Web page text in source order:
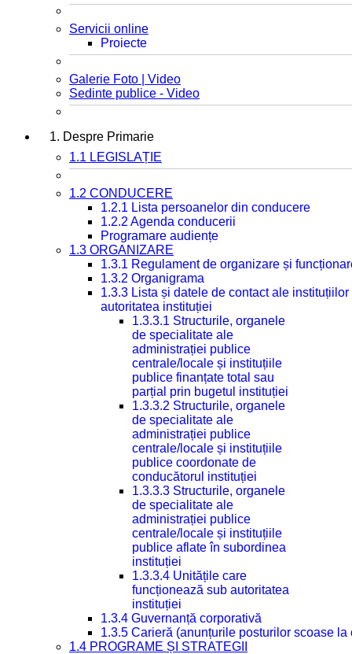
Servicii online
Proiecte
Galerie Foto | Video
Sedinte publice - Video
1. Despre Primarie
1.1 LEGISLAȚIE
1.2 CONDUCERE
1.2.1 Lista persoanelor din conducere
1.2.2 Agenda conducerii
Programare audiențe
1.3 ORGANIZARE
1.3.1 Regulament de organizare și
1.3.2 Organigrama
1.3.3 Lista și datele de contact ale
autoritatea instituției
1.3.3.1 Structurile, organele
de specialitate ale
administrației publice
centrale/locale și instituțiile
publice finanțate total sau
parțial prin bugetul instituției
1.3.3.2 Structurile, organele
de specialitate ale
administrației publice
centrale/locale și instituțiile
publice coordonate de
conducătorul instituției
1.3.3.3 Structurile, organele
de specialitate ale
administrației publice
centrale/locale și instituțiile
publice aflate în subordinea
instituției
1.3.3.4 Unitățile care
funcționează sub autoritatea
instituției
1.3.4 Guvernanță corporativă
1.3.5 Carieră (anunțurile posturilor scoase la
1.4 PROGRAME ȘI STRATEGII